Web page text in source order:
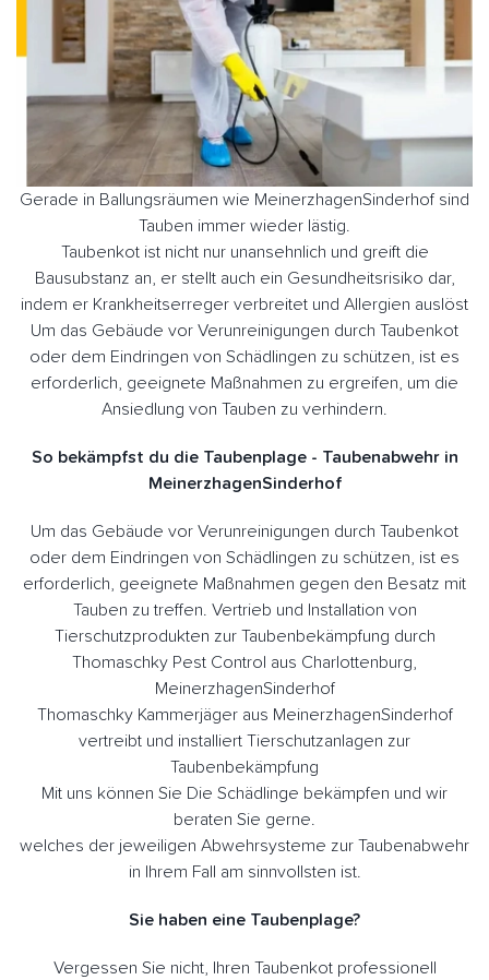
Gerade in Ballungsräumen wie MeinerzhagenSinderhof sind
Tauben immer wieder lästig.
Taubenkot ist nicht nur unansehnlich und greift die
Bausubstanz an, er stellt auch ein Gesundheitsrisiko dar,
indem er Krankheitserreger verbreitet und Allergien auslöst
Um das Gebäude vor Verunreinigungen durch Taubenkot
oder dem Eindringen von Schädlingen zu schützen, ist es
erforderlich, geeignete Maßnahmen zu ergreifen, um die
Ansiedlung von Tauben zu verhindern.
So bekämpfst du die Taubenplage - Taubenabwehr in
MeinerzhagenSinderhof
Um das Gebäude vor Verunreinigungen durch Taubenkot
oder dem Eindringen von Schädlingen zu schützen, ist es
erforderlich, geeignete Maßnahmen gegen den Besatz mit
Tauben zu treffen. Vertrieb und Installation von
Tierschutzprodukten zur Taubenbekämpfung durch
Thomaschky Pest Control aus Charlottenburg,
MeinerzhagenSinderhof
Thomaschky Kammerjäger aus MeinerzhagenSinderhof
vertreibt und installiert Tierschutzanlagen zur
Taubenbekämpfung
Mit uns können Sie Die Schädlinge bekämpfen und wir
beraten Sie gerne.
welches der jeweiligen Abwehrsysteme zur Taubenabwehr
in Ihrem Fall am sinnvollsten ist.
Sie haben eine Taubenplage?
Vergessen Sie nicht, Ihren Taubenkot professionell